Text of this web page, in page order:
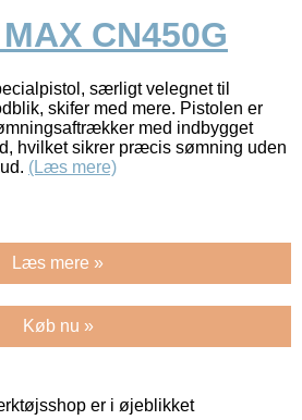
CN450G
særligt velegnet til
skifer med mere. Pistolen er
med indbygget
hvilket sikrer præcis sømning uden
(Læs mere)
Læs mere »
Køb nu »
er i øjeblikket